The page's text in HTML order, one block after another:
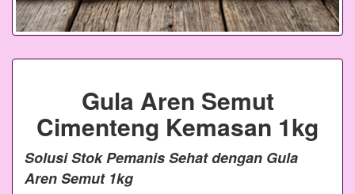
Gula Aren Semut
Cimenteng Kemasan 1kg
Solusi Stok Pemanis Sehat dengan Gula
Aren Semut 1kg